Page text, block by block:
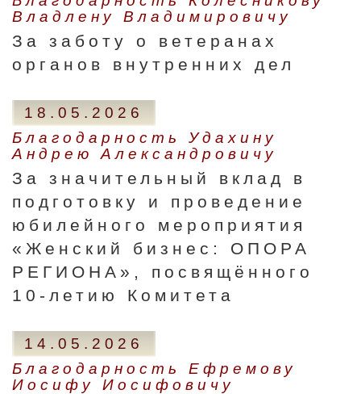
Владлену Владимировичу
За заботу о ветеранах
органов внутренних дел
18.05.2026
Благодарность Удахину
Андрею Александровичу
За значительный вклад в
подготовку и проведение
юбилейного мероприятия
«Женский бизнес: ОПОРА
РЕГИОНА», посвящённого
10-летию Комитета
14.05.2026
Благодарность Ефремову
Иосифу Иосифовичу